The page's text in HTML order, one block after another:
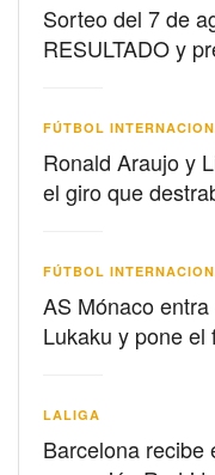
Sorteo del 7 de
RESULTADO y
FÚTBOL
Ronald Araujo y
el giro que
FÚTBOL
AS Mónaco
Lukaku y pone
LALIGA
Barcelona recibe